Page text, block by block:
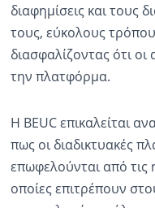
διαφημίσεις και τους
τους, εύκολους
διασφαλίζοντας ότι
την πλατφόρμα.
Η BEUC επικαλείται
πως οι διαδικτυακές
επωφελούνται από τις
οποίες επιτρέπουν